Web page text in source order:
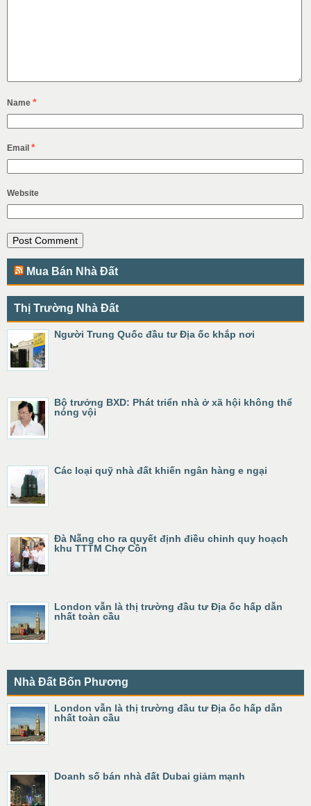
Name *
Email *
Website
Mua Bán Nhà Đất
Thị Trường Nhà Đất
Người Trung Quốc đầu tư Địa ốc khắp nơi
Bộ trưởng BXD: Phát triển nhà ở xã hội không thể
nóng vội
Các loại quỹ nhà đất khiến ngân hàng e ngại
Đà Nẵng cho ra quyết định điều chỉnh quy hoạch
khu TTTM Chợ Cồn
London vẫn là thị trường đầu tư Địa ốc hấp dẫn
nhất toàn cầu
Nhà Đất Bốn Phương
London vẫn là thị trường đầu tư Địa ốc hấp dẫn
nhất toàn cầu
Doanh số bán nhà đất Dubai giảm mạnh